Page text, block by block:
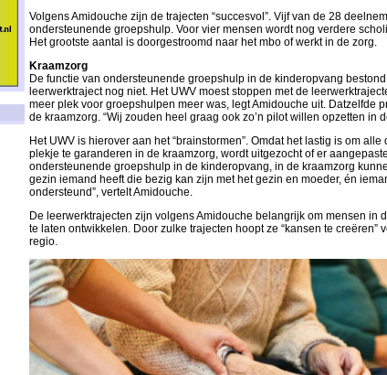
Volgens Amidouche zijn de trajecten “succesvol”. Vijf van de 28
ondersteunende groepshulp. Voor vier mensen wordt nog verdere
Het grootste aantal is doorgestroomd naar het mbo of werkt in de zorg.
Kraamzorg
De functie van ondersteunende groepshulp in de kinderopvang
leerwerktraject nog niet. Het UWV moest stoppen met de
meer plek voor groepshulpen meer was, legt Amidouche uit. Datzelfde
de kraamzorg. “Wij zouden heel graag ook zo’n pilot willen opzetten in
Het UWV is hierover aan het “brainstormen”. Omdat het lastig is om alle
plekje te garanderen in de kraamzorg, wordt uitgezocht of er
ondersteunende groepshulp in de kinderopvang, in de kraamzorg
gezin iemand heeft die bezig kan zijn met het gezin en moeder, én
ondersteund”, vertelt Amidouche.
De leerwerktrajecten zijn volgens Amidouche belangrijk om mensen in
te laten ontwikkelen. Door zulke trajecten hoopt ze “kansen te creëren”
regio.